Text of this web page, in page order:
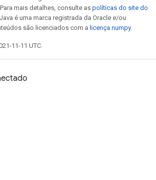
mais detalhes, consulte as políticas do site do
é uma marca registrada da Oracle e/ou
são licenciados com a licença numpy.
11-11 UTC.